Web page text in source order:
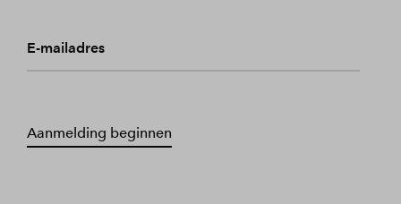
E-mailadres
Aanmelding beginnen